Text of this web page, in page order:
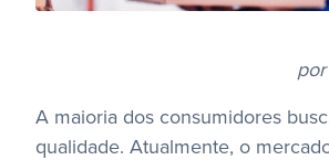
por
A maioria dos consumidores
qualidade. Atualmente, o